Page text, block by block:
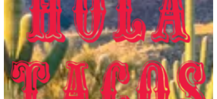
HOLA TACOS — الفروع
HOLA TACOS — الفروع
Hydeout - Hyde Park
Hydeout, Hyde Park